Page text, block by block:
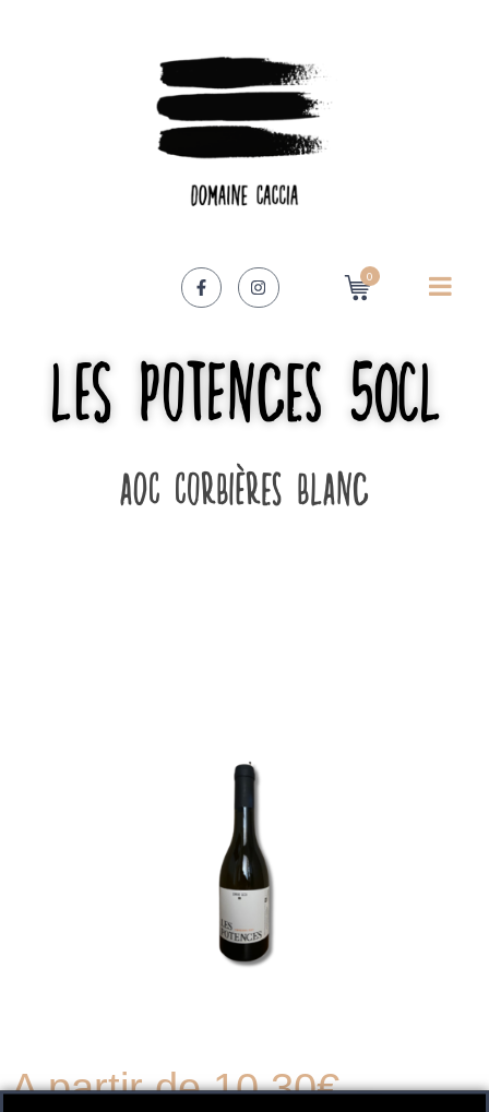
0
Les Potences 50cl
AOC Corbières Blanc
A partir de 10.30€